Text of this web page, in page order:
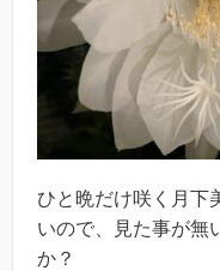
ひと晩だけ咲く月下
いので、見た事が無
か？